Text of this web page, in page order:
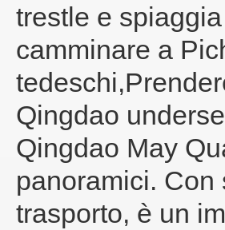
trestle e
camminare a
Qingdao
Qingdao May
panoramici.
trasporto, è un